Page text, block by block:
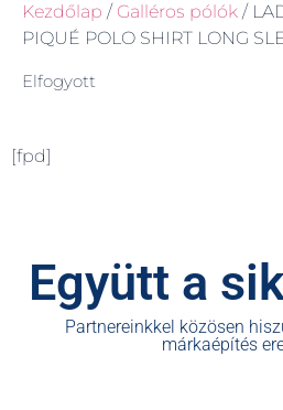
Kezdőlap / Galléros pólók /
PIQUÉ POLO SHIRT LONG
Elfogyott
[fpd]
Együtt a
Partnereinkkel közösen
márkaépítés